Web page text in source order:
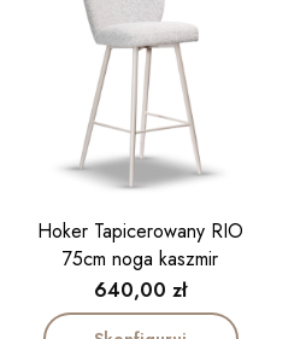
Hoker Tapicerowany RIO
75cm noga kaszmir
Cena
640,00 zł